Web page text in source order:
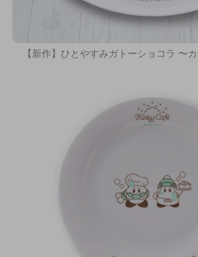
【新作】ひとやすみガトーショコラ 〜